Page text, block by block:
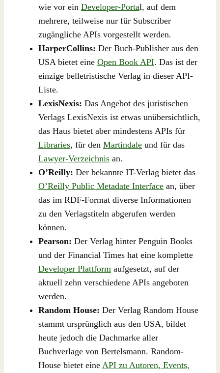
wie vor ein Developer-Portal, auf dem
mehrere, teilweise nur für Subscriber
zugängliche APIs vorgestellt werden.
HarperCollins: Der Buch-Publisher aus den
USA bietet eine Open Book API. Das ist der
einzige belletristische Verlag in dieser API-
Liste.
LexisNexis: Das Angebot des juristischen
Verlags LexisNexis ist etwas unübersichtlich,
das Haus bietet aber mindestens APIs für
Libraries, für den Martindale und für das
Lawyer-Verzeichnis an.
O’Reilly: Der bekannte IT-Verlag bietet das
O’Reilly Public Metadate Interface an, über
das im RDF-Format diverse Informationen
zu den Verlagstiteln abgerufen werden
können.
Pearson: Der Verlag hinter Penguin Books
und der Financial Times hat eine komplette
Developer Plattform aufgesetzt, auf der
aktuell zehn verschiedene APIs angeboten
werden.
Random House: Der Verlag Random House
stammt ursprünglich aus den USA, bildet
heute jedoch die Dachmarke aller
Buchverlage von Bertelsmann. Random-
House bietet eine API zu Autoren, Events,